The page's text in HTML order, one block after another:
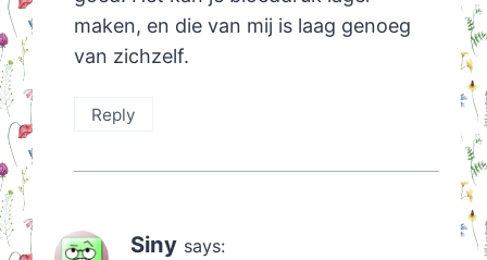
maken, en die van mij is laag genoeg
van zichzelf.
Reply
Siny says: